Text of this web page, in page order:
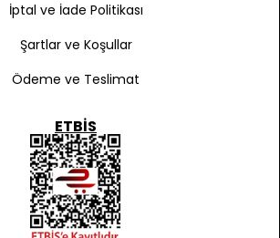
İptal ve İade Politikası
Şartlar ve Koşullar
Ödeme ve Teslimat
ETBIS